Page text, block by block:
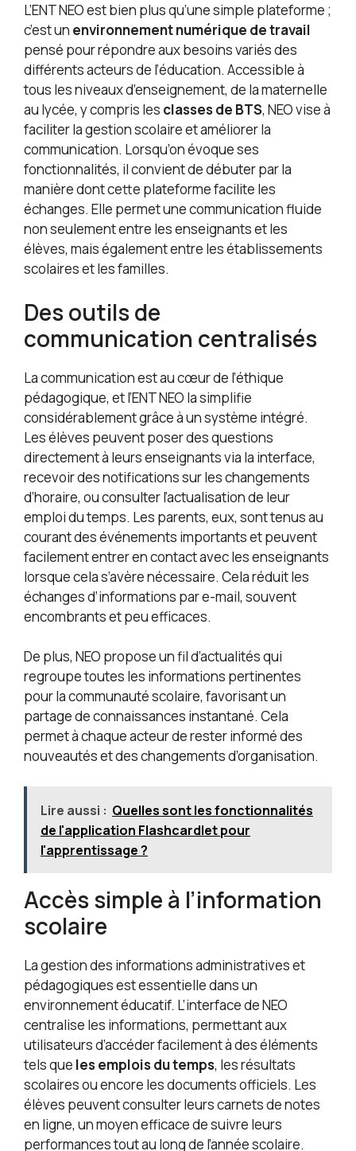
L’ENT NEO est bien plus qu’une simple plateforme ;
c’est un environnement numérique de travail
pensé pour répondre aux besoins variés des
différents acteurs de l’éducation. Accessible à
tous les niveaux d’enseignement, de la maternelle
au lycée, y compris les classes de BTS, NEO vise à
faciliter la gestion scolaire et améliorer la
communication. Lorsqu’on évoque ses
fonctionnalités, il convient de débuter par la
manière dont cette plateforme facilite les
échanges. Elle permet une communication fluide
non seulement entre les enseignants et les
élèves, mais également entre les établissements
scolaires et les familles.
Des outils de
communication centralisés
La communication est au cœur de l’éthique
pédagogique, et l’ENT NEO la simplifie
considérablement grâce à un système intégré.
Les élèves peuvent poser des questions
directement à leurs enseignants via la interface,
recevoir des notifications sur les changements
d’horaire, ou consulter l’actualisation de leur
emploi du temps. Les parents, eux, sont tenus au
courant des événements importants et peuvent
facilement entrer en contact avec les enseignants
lorsque cela s’avère nécessaire. Cela réduit les
échanges d’informations par e-mail, souvent
encombrants et peu efficaces.
De plus, NEO propose un fil d’actualités qui
regroupe toutes les informations pertinentes
pour la communauté scolaire, favorisant un
partage de connaissances instantané. Cela
permet à chaque acteur de rester informé des
nouveautés et des changements d’organisation.
Lire aussi : Quelles sont les fonctionnalités
de l'application Flashcardlet pour
l'apprentissage ?
Accès simple à l’information
scolaire
La gestion des informations administratives et
pédagogiques est essentielle dans un
environnement éducatif. L’interface de NEO
centralise les informations, permettant aux
utilisateurs d’accéder facilement à des éléments
tels que les emplois du temps, les résultats
scolaires ou encore les documents officiels. Les
élèves peuvent consulter leurs carnets de notes
en ligne, un moyen efficace de suivre leurs
performances tout au long de l’année scolaire.